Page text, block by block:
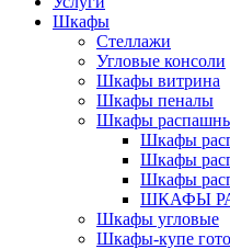
Шкафы
Стеллажи
Угловые консоли
Шкафы витрина
Шкафы пеналы
Шкафы
Шкафы
Шкафы
Шкафы
ШКАФЫ
Шкафы угловые
Шкафы-купе